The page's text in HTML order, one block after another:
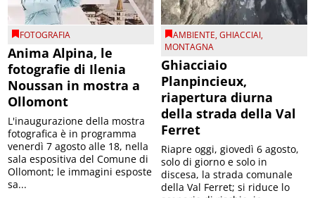
FOTOGRAFIA
Anima Alpina, le
fotografie di Ilenia
Noussan in mostra a
Ollomont
L'inaugurazione della mostra
fotografica è in programma
venerdì 7 agosto alle 18, nella
sala espositiva del Comune di
Ollomont; le immagini esposte
sa...
AMBIENTE,GHIACCIAI,
MONTAGNA
Ghiacciaio
Planpincieux,
riapertura diurna
della strada della Val
Ferret
Riapre oggi, giovedì 6 agosto,
solo di giorno e solo in
discesa, la strada comunale
della Val Ferret; si riduce lo